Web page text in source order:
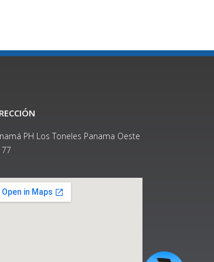
PH Los Toneles Panama Oeste